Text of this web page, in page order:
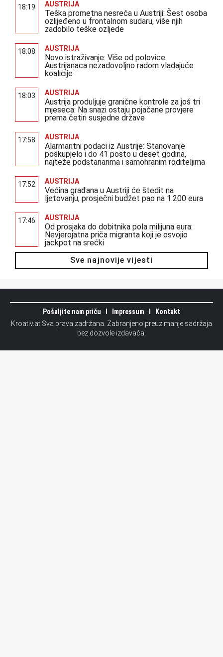
18:19 AUSTRIJA
Teška prometna nesreća u Austriji: Šest osoba
ozlijeđeno u frontalnom sudaru, više njih
zadobilo teške ozljede
18:08 AUSTRIJA
Novo istraživanje: Više od polovice
Austrijanaca nezadovoljno radom vladajuće
koalicije
18:03 AUSTRIJA
Austrija produljuje granične kontrole za još tri
mjeseca: Na snazi ostaju pojačane provjere
prema četiri susjedne države
17:58 AUSTRIJA
Alarmantni podaci iz Austrije: Stanovanje
poskupjelo i do 41 posto u deset godina,
najteže podstanarima i samohranim roditeljima
17:52 AUSTRIJA
Većina građana u Austriji će štedit na
ljetovanju, prosječni budžet pao na 1.200 eura
17:46 AUSTRIJA
Od prosjaka do dobitnika pola milijuna eura:
Nevjerojatna priča migranta koji je osvojio
jackpot na srećki
Sve najnovije vijesti
Pošaljite nam priču Impressum
Kontakt
Kroativ.at Sva prava zadržana. Zabranjeno preuzimanje sadržaja
bez dozvole izdavača.